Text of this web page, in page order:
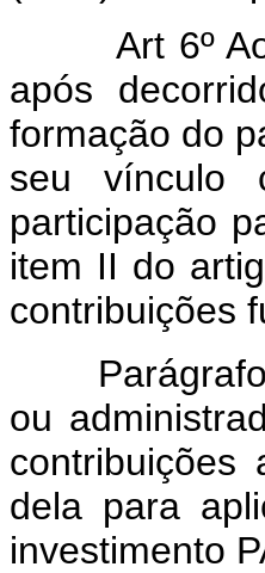
Art 6º
após
formação do
seu vínculo
participação
item II do
contribuições
Parágrafo
ou
contribuições
dela para
investimento